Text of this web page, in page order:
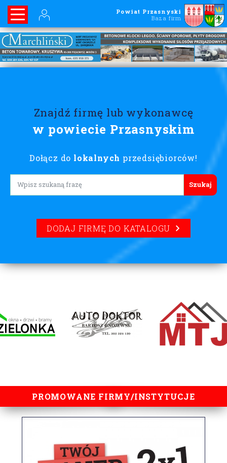
Powiat Przasnyski
Baza firm
Znajdź firmę lub wykonawcę
w powiecie Przasnyskim
Dołącz do lokalnych przedsiębiorców!
Lorem ipsum
DODAJ FIRMĘ DO KATALOGU
lorem ipsum
PROMOWANE FIRMY/INSTYTUCJE